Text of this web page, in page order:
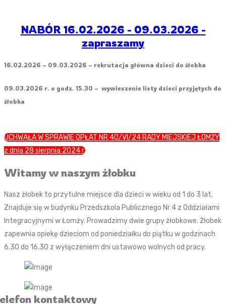
NABÓR 16.02.2026 - 09.03.2026 -
zapraszamy
16.02.2026 – 09.03.2026 – rekrutacja główna dzieci do żłobka
09.03.2026 r. o godz. 15.30 – wywieszenie listy dzieci przyjętych do
żłobka
UCHWAŁA W SPRAWIE OPŁAT NR 40/VI/24 RADY MIEJSKIEJ ŁOMŻY
z dnia 28 sierpnia 2024 r.
Witamy w naszym żłobku
Nasz żłobek to przytulne miejsce dla dzieci w wieku od 1 do 3 lat.
Znajduje się w budynku Przedszkola Publicznego Nr 4 z Oddziałami
Integracyjnymi w Łomży. Prowadzimy dwie grupy żłobkowe. Żłobek
zapewnia opiekę dzieciom od poniedziałku do piątku w godzinach
6.30 do 16.30 z wyłączeniem dni ustawowo wolnych od pracy.
kontaktowy